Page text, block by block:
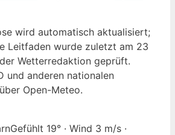
wird automatisch aktualisiert;
Leitfaden wurde zuletzt am 23
Wetterredaktion geprüft.
und anderen nationalen
Open-Meteo.
Gefühlt 19° · Wind 3 m/s ·